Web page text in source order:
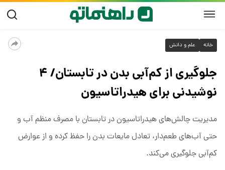
خانه علم و دانش
جلوگیری از کم‌آبی بدن در تابستان/ ۴
نوشیدنی برای هیدراتاسیون
مدیریت چالش‌های هیدراتاسیون در تابستان با مصرف منظم آب و
حتی آب‌های طعم‌دار، تعادل مایعات بدن را حفظ کرده و از عوارض
کم‌آبی جلوگیری می‌کند.